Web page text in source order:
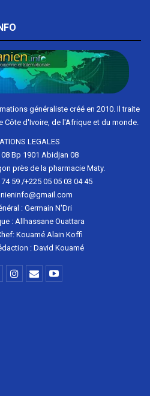
généraliste créé en 2010. Il traite
Côte d'Ivoire, de l'Afrique et du monde.
LEGALES
Bp 1901 Abidjan 08
près de la pharmacie Maty.
59 /+225 05 05 03 04 45
: Germain N'Dri
: Allhassane Ouattara
Kouamé Alain Koffi
: David Kouamé